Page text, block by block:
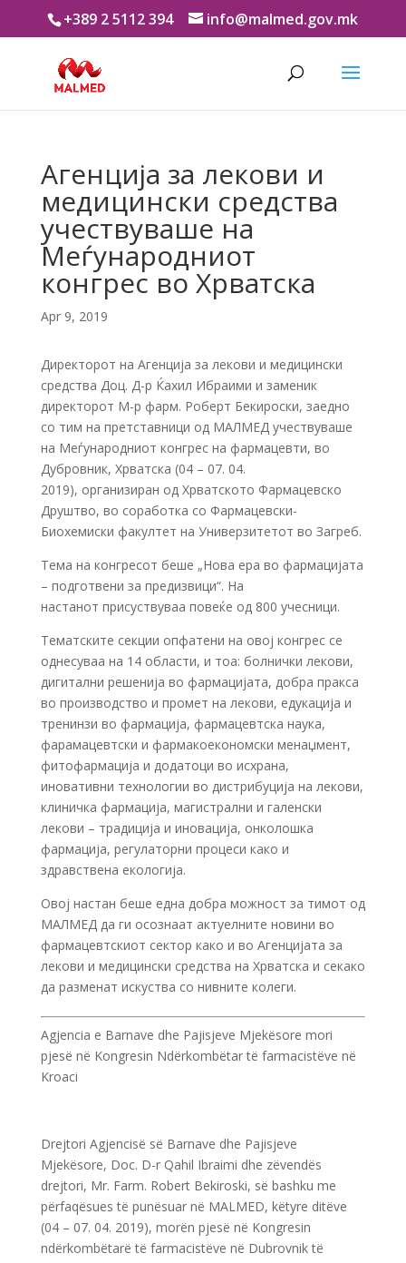
+389 2 5112 394 info@malmed.gov.mk
Агенција за лекови и
медицински средства
учествуваше на
Меѓународниот
конгрес во Хрватска
Apr 9, 2019
Директорот на Агенција за лекови и медицински
средства Доц. Д-р Ќахил Ибраими и заменик
директорот М-р фарм. Роберт Бекироски, заедно
со тим на претставници од МАЛМЕД учествуваше
на Меѓународниот конгрес на фармацевти, во
Дубровник, Хрватска (04 – 07. 04.
2019), организиран од Хрватското Фармацевско
Друштво, во соработка со Фармацевски-
Биохемиски факултет на Универзитетот во Загреб.
Тема на конгресот беше „Нова ера во фармацијата
– подготвени за предизвици“. На
настанот присуствуваа повеќе од 800 учесници.
Тематските секции опфатени на овој конгрес се
однесуваа на 14 области, и тоа: болнички лекови,
дигитални решенија во фармацијата, добра пракса
во производство и промет на лекови, едукација и
тренинзи во фармација, фармацевтска наука,
фарамацевтски и фармакоекономски менаџмент,
фитофармација и додатоци во исхрана,
иновативни технологии во дистрибуција на лекови,
клиничка фармација, магистрални и галенски
лекови – традиција и иновација, онколошка
фармација, регулаторни процеси како и
здравствена екологија.
Овој настан беше една добра можност за тимот од
МАЛМЕД да ги осознаат актуелните новини во
фармацевтскиот сектор како и во Агенцијата за
лекови и медицински средства на Хрватска и секако
да разменат искуства со нивните колеги.
Agjencia e Barnave dhe Pajisjeve Mjekësore mori
pjesë në Kongresin Ndërkombëtar të farmacistëve në
Kroaci
Drejtori Agjencisë së Barnave dhe Pajisjeve
Mjekësore, Doc. D-r Qahil Ibraimi dhe zëvendës
drejtori, Mr. Farm. Robert Bekiroski, së bashku me
përfaqësues të punësuar në MALMED, këtyre ditëve
(04 – 07. 04. 2019), morën pjesë në Kongresin
ndërkombëtarë të farmacistëve në Dubrovnik të